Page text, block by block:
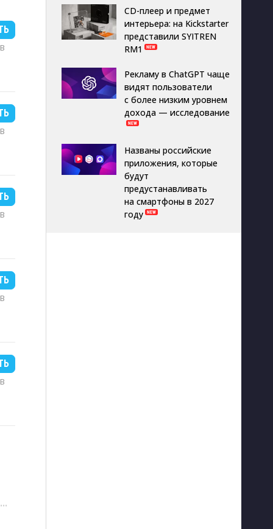
···
CD-плеер и предмет
интерьера: на Kickstarter
представили SYITREN
RM1
Рекламу в ChatGPT чаще
видят пользователи
с более низким уровнем
дохода — исследование
Названы российские
приложения, которые
будут
предустанавливать
на смартфоны в 2027
году